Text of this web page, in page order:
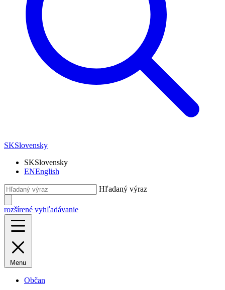
SKSlovensky
SKSlovensky
ENEnglish
Hľadaný výraz
rozšírené vyhľadávanie
Menu
Občan